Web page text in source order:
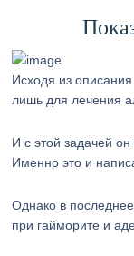
Исходя из
лишь для лечения
И с этой задачей
Именно это и
Однако в
при гайморите и